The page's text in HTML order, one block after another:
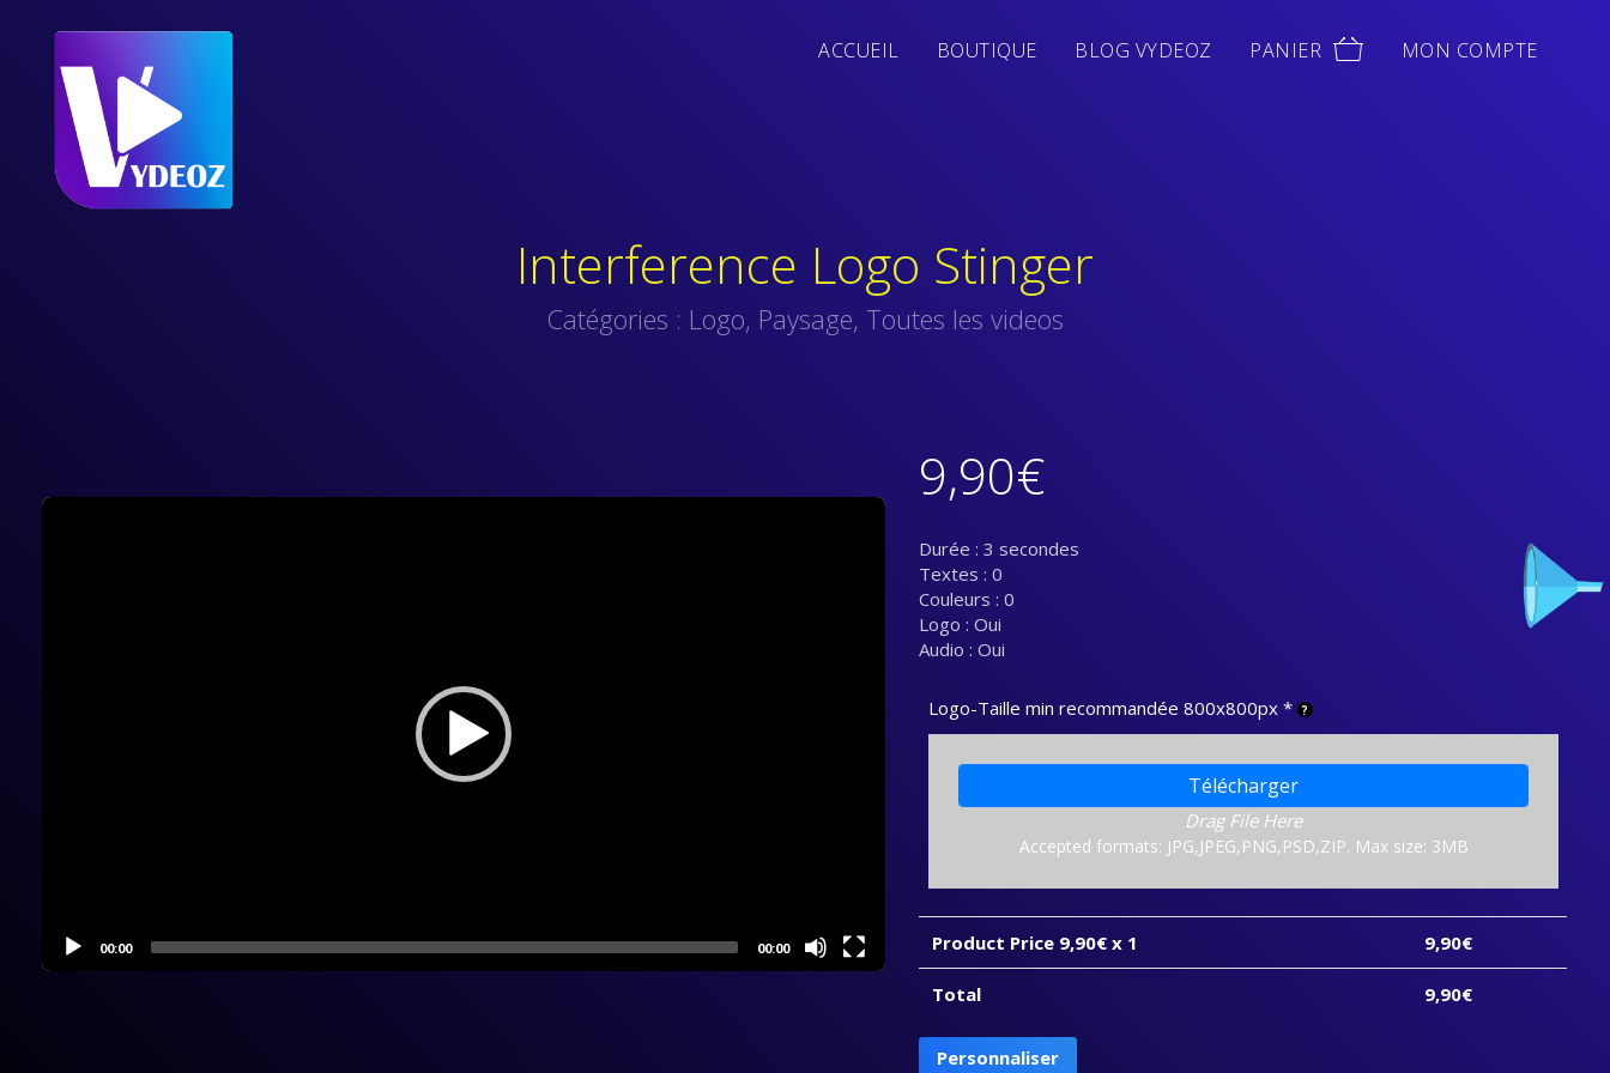
ACCUEIL BOUTIQUE BLOG VYDEOZ PANIER MON COMPTE
Interference Logo Stinger
Catégories : Logo, Paysage, Toutes les videos
00:00 00:00
9,90€
Durée : 3 secondes
Textes : 0
Couleurs : 0
Logo : Oui
Audio : Oui
Logo-Taille min recommandée 800x800px *
Télécharger
Drag File Here
Accepted formats: JPG,JPEG,PNG,PSD,ZIP. Max size: 3MB
Product Price 9,90€ x 1 9,90€
Total 9,90€
quantité
Personnaliser